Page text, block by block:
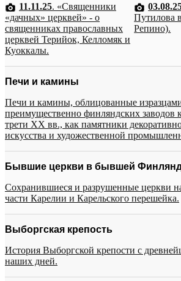
11.11.25. «Священники
«дачных» церквей» - о
священниках православных
церквей Терийок, Келломяк и
Куоккалы.
Путилова
Репино).
Печи и камины
Печи и камины, облицованные
преимущественно финляндских заводов
трети XX вв., как памятники
искусства и художественной
Бывшие церкви в бывшей
Сохранившиеся и разрушенные церкви
части Карелии и Карельского перешейка.
Выборгская крепость
История Выборгской крепости с
наших дней.